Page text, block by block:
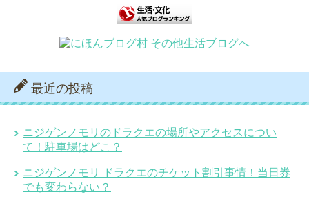
最近の投稿
ニジゲンノモリのドラクエの場所やアクセスについ
て！駐車場はどこ？
ニジゲンノモリ ドラクエのチケット割引事情！当日券
でも変わらない？